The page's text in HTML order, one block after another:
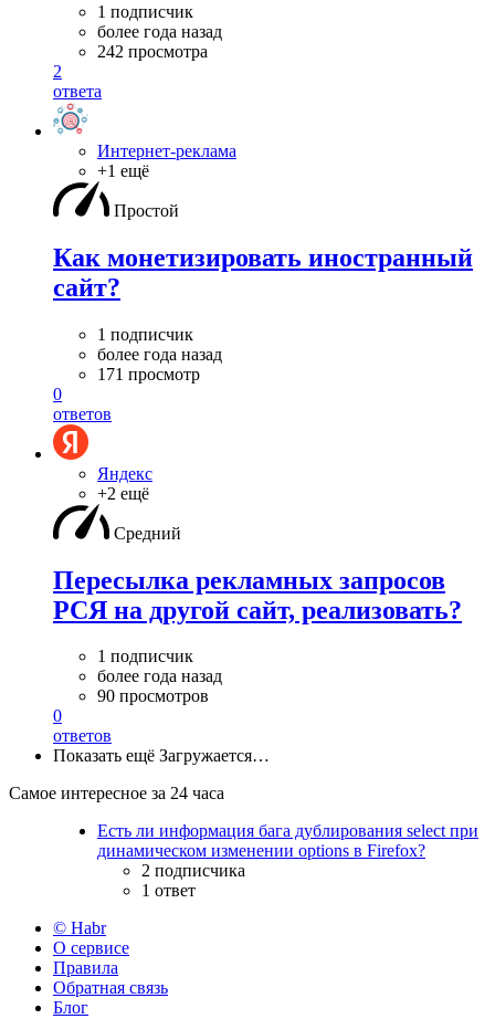
1 подписчик
более года назад
242 просмотра
2
ответа
Интернет-реклама
+1 ещё
Простой
Как монетизировать иностранный
сайт?
1 подписчик
более года назад
171 просмотр
0
ответов
Яндекс
+2 ещё
Средний
Пересылка рекламных запросов
РСЯ на другой сайт, реализовать?
1 подписчик
более года назад
90 просмотров
0
ответов
Показать ещё Загружается…
Самое интересное за 24 часа
Есть ли информация бага дублирования select при
динамическом изменении options в Firefox?
2 подписчика
1 ответ
© Habr
О сервисе
Правила
Обратная связь
Блог